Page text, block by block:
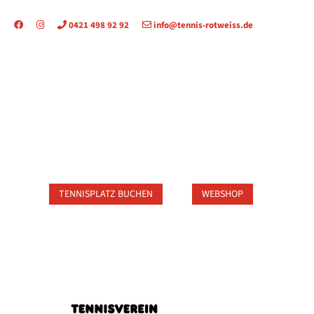
0421 498 92 92 info@tennis-rotweiss.de
TENNISPLATZ BUCHEN WEBSHOP